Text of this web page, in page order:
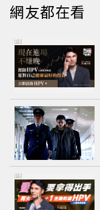
網友都在看
PR
PR